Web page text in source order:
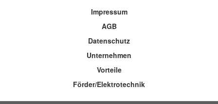
Impressum
AGB
Datenschutz
Unternehmen
Vorteile
Förder/Elektrotechnik